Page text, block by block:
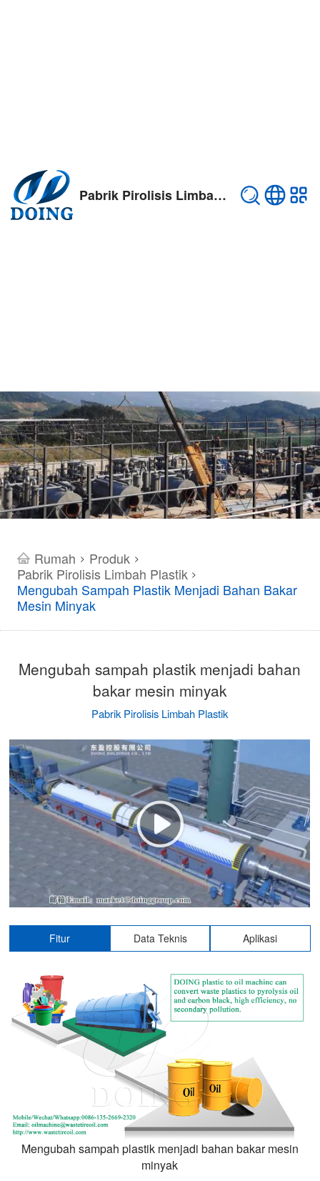
Pabrik Pirolisis Limbah Plastik
Rumah > Produk >
Pabrik Pirolisis Limbah Plastik >
Mengubah Sampah Plastik Menjadi Bahan Bakar
Mesin Minyak
Mengubah sampah plastik menjadi bahan
bakar mesin minyak
Pabrik Pirolisis Limbah Plastik
Fitur Data Teknis Aplikasi
Mengubah sampah plastik menjadi bahan bakar mesin
minyak